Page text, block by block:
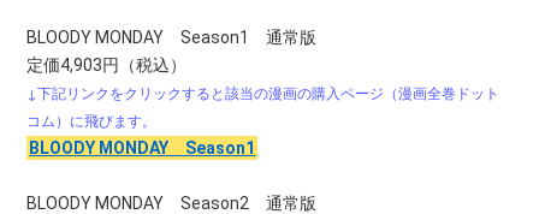
BLOODY MONDAY Season1 通常版
定価4,903円（税込）
↓下記リンクをクリックすると該当の漫画の購入ページ（漫画全巻ドット
コム）に飛びます。
BLOODY MONDAY Season1
BLOODY MONDAY Season2 通常版